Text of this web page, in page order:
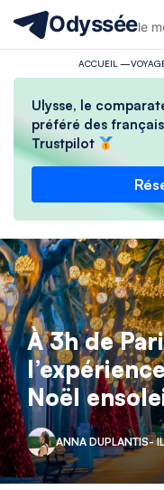
Odysséele
ACCUEIL —
Ulysse, le
préféré des français
Trustpilot
À 3h de
Noël
ANNA DUPLANTIS-